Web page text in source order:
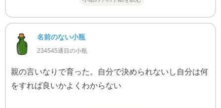
名前のない小瓶
234545通目の小瓶
親の言いなりで育った。自分で決められないし自分は何
をすれば良いかよくわからない